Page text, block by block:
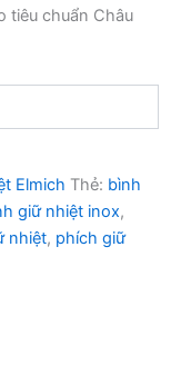
tiêu chuẩn Châu
Elmich Thẻ: bình
giữ nhiệt inox,
nhiệt, phích giữ